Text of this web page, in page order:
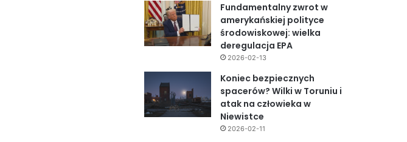
Fundamentalny zwrot w
amerykańskiej polityce
środowiskowej: wielka
deregulacja EPA
2026-02-13
Koniec bezpiecznych
spacerów? Wilki w Toruniu i
atak na człowieka w
Niewistce
2026-02-11